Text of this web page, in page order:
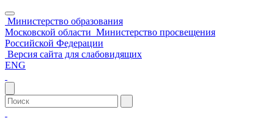
Министерство образования
Московской области Министерство просвещения
Российской Федерации
Версия сайта для слабовидящих
ENG